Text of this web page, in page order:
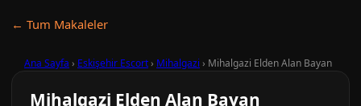
← Tum Makaleler
Ana Sayfa › Eskişehir Escort› Mihalgazi › Mihalgazi Elden Alan Bayan
Mihalgazi Elden Alan Bayan